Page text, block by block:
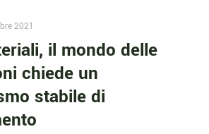
2021
il mondo delle
chiede un
stabile di